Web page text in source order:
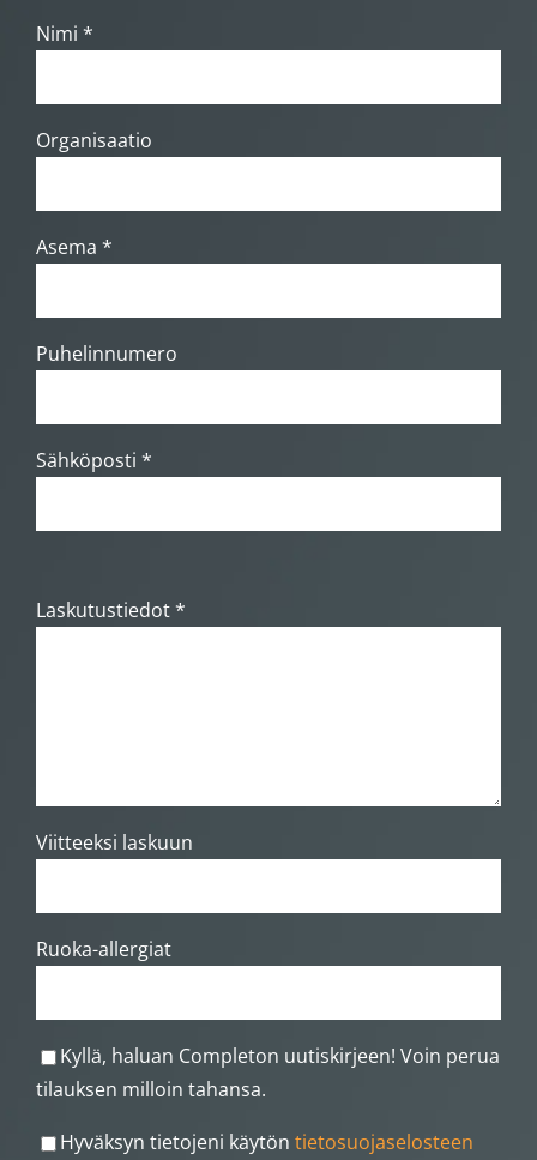
Nimi *
Organisaatio
Asema *
Puhelinnumero
Sähköposti *
Laskutustiedot *
Viitteeksi laskuun
Ruoka-allergiat
Kyllä, haluan Completon uutiskirjeen! Voin perua
tilauksen milloin tahansa.
Hyväksyn tietojeni käytön tietosuojaselosteen